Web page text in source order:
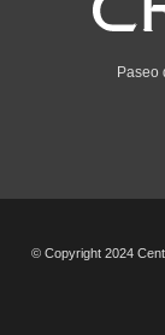
Paseo
© Copyright 2024